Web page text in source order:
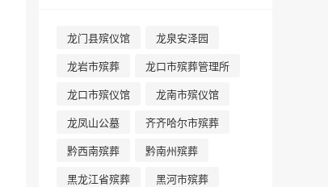
龙门县殡仪馆
龙泉安泽园
龙岩市殡葬
龙口市殡葬管理所
龙口市殡仪馆
龙南市殡仪馆
龙凤山公墓
齐齐哈尔市殡葬
黔西南殡葬
黔南州殡葬
黑龙江省殡葬
黑河市殡葬